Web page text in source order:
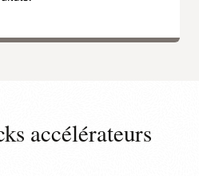
accélérateurs